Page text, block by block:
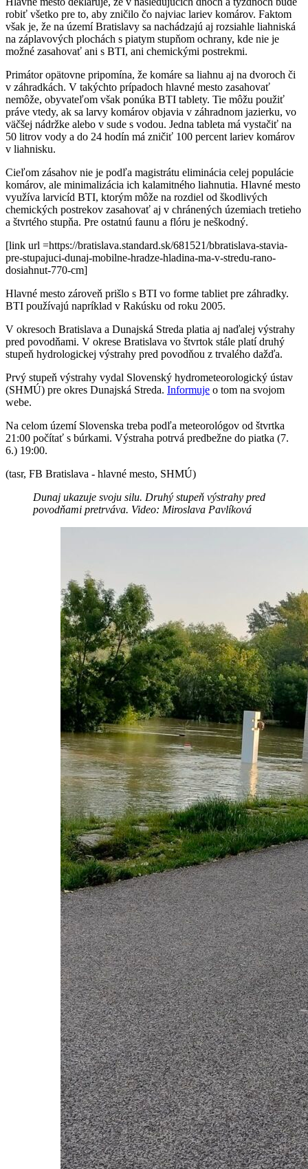
robiť všetko pre to, aby zničilo čo najviac lariev komárov. Faktom
však je, že na území Bratislavy sa nachádzajú aj rozsiahle liahniská
na záplavových plochách s piatym stupňom ochrany, kde nie je
možné zasahovať ani s BTI, ani chemickými postrekmi.
Primátor opätovne pripomína, že komáre sa liahnu aj na dvoroch či
v záhradkách. V takýchto prípadoch hlavné mesto zasahovať
nemôže, obyvateľom však ponúka BTI tablety. Tie môžu použiť
práve vtedy, ak sa larvy komárov objavia v záhradnom jazierku, vo
väčšej nádržke alebo v sude s vodou. Jedna tableta má vystačiť na
50 litrov vody a do 24 hodín má zničiť 100 percent lariev komárov
v liahnisku.
Cieľom zásahov nie je podľa magistrátu eliminácia celej populácie
komárov, ale minimalizácia ich kalamitného liahnutia. Hlavné mesto
využíva larvicíd BTI, ktorým môže na rozdiel od škodlivých
chemických postrekov zasahovať aj v chránených územiach tretieho
a štvrtého stupňa. Pre ostatnú faunu a flóru je neškodný.
[link url =https://bratislava.standard.sk/681521/bbratislava-stavia-
pre-stupajuci-dunaj-mobilne-hradze-hladina-ma-v-stredu-rano-
dosiahnut-770-cm]
Hlavné mesto zároveň prišlo s BTI vo forme tabliet pre záhradky.
BTI používajú napríklad v Rakúsku od roku 2005.
V okresoch Bratislava a Dunajská Streda platia aj naďalej výstrahy
pred povodňami. V okrese Bratislava vo štvrtok stále platí druhý
stupeň hydrologickej výstrahy pred povodňou z trvalého dažďa.
Prvý stupeň výstrahy vydal Slovenský hydrometeorologický ústav
(SHMÚ) pre okres Dunajská Streda. Informuje o tom na svojom
webe.
Na celom území Slovenska treba podľa meteorológov od štvrtka
21:00 počítať s búrkami. Výstraha potrvá predbežne do piatka (7.
6.) 19:00.
(tasr, FB Bratislava - hlavné mesto, SHMÚ)
Dunaj ukazuje svoju silu. Druhý stupeň výstrahy pred
povodňami pretrváva. Video: Miroslava Pavlíková